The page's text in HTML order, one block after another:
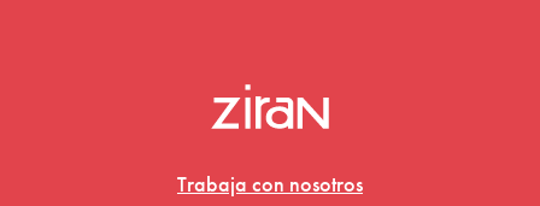
Trabaja con nosotros